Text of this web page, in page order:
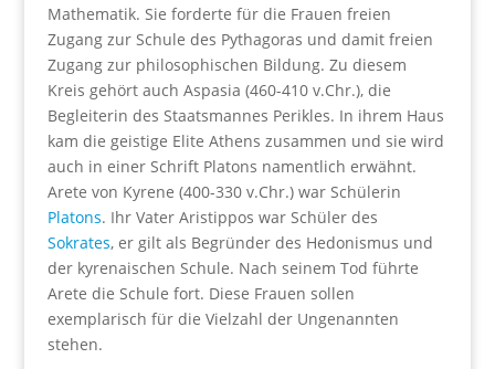
Mathematik. Sie forderte für die Frauen freien
Zugang zur Schule des Pythagoras und damit freien
Zugang zur philosophischen Bildung. Zu diesem
Kreis gehört auch Aspasia (460-410 v.Chr.), die
Begleiterin des Staatsmannes Perikles. In ihrem Haus
kam die geistige Elite Athens zusammen und sie wird
auch in einer Schrift Platons namentlich erwähnt.
Arete von Kyrene (400-330 v.Chr.) war Schülerin
Platons. Ihr Vater Aristippos war Schüler des
Sokrates, er gilt als Begründer des Hedonismus und
der kyrenaischen Schule. Nach seinem Tod führte
Arete die Schule fort. Diese Frauen sollen
exemplarisch für die Vielzahl der Ungenannten
stehen.